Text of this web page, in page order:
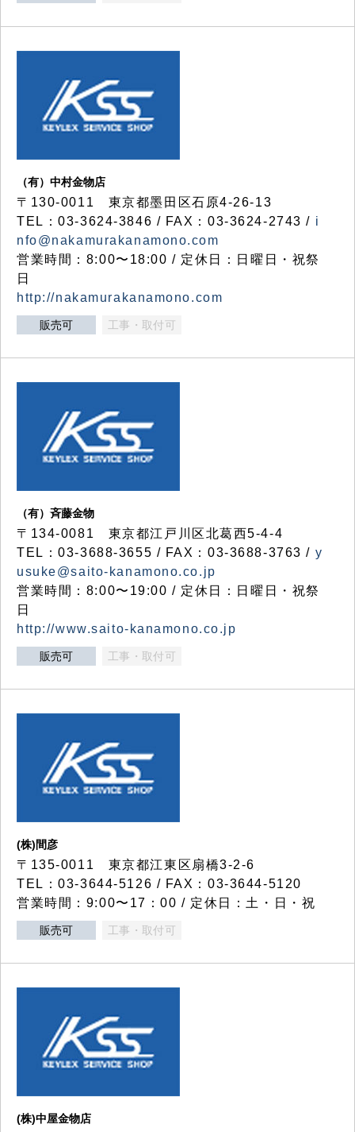
（有）中村金物店
〒130-0011 東京都墨田区石原4-26-13
TEL：03-3624-3846 / FAX：03-3624-2743 / i
nfo@nakamurakanamono.com
営業時間：8:00〜18:00 / 定休日：日曜日・祝祭
日
http://nakamurakanamono.com
販売可 工事・取付可
（有）斉藤金物
〒134-0081 東京都江戸川区北葛西5-4-4
TEL：03-3688-3655 / FAX：03-3688-3763 / y
usuke@saito-kanamono.co.jp
営業時間：8:00〜19:00 / 定休日：日曜日・祝祭
日
http://www.saito-kanamono.co.jp
販売可 工事・取付可
(株)間彦
〒135-0011 東京都江東区扇橋3-2-6
TEL：03-3644-5126 / FAX：03-3644-5120
営業時間：9:00〜17：00 / 定休日：土・日・祝
販売可 工事・取付可
(株)中屋金物店